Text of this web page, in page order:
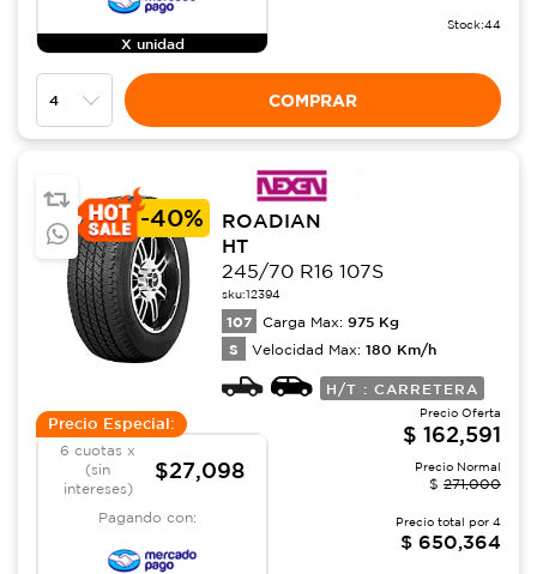
X unidad
Stock:44
COMPRAR
-40%
ROADIAN
HT
245/70 R16 107S
sku:12394
107 Carga Max: 975 Kg
S Velocidad Max: 180 Km/h
H/T : CARRETERA
Precio Especial:
6 cuotas x
(sin
intereses)
$27,098
Pagando con:
Precio Oferta
$ 162,591
Precio Normal
$ 271,000
Precio total por 4
$ 650,364